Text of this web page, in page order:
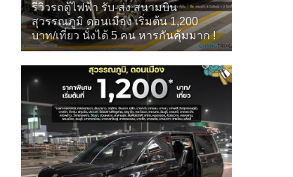
รีวิวรถตู้ไฟฟ้า รับ-ส่ง สนามบิน
สุวรรณภูมิ ดอนเมือง เริ่มต้น 1,200
บาท/เที่ยว นั่งได้ 5 คน หารกันคุ้มมาก !